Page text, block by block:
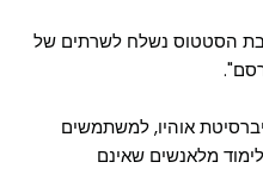
הסטטוס נשלח לשרתים של
אוהיו, למשתמשים
מלאנשים שאינם